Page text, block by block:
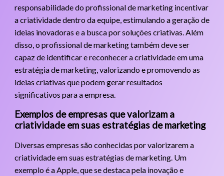
responsabilidade do profissional de marketing incentivar
a criatividade dentro da equipe, estimulando a geração de
ideias inovadoras e a busca por soluções criativas. Além
disso, o profissional de marketing também deve ser
capaz de identificar e reconhecer a criatividade em uma
estratégia de marketing, valorizando e promovendo as
ideias criativas que podem gerar resultados
significativos para a empresa.
Exemplos de empresas que valorizam a
criatividade em suas estratégias de marketing
Diversas empresas são conhecidas por valorizarem a
criatividade em suas estratégias de marketing. Um
exemplo é a Apple, que se destaca pela inovação e